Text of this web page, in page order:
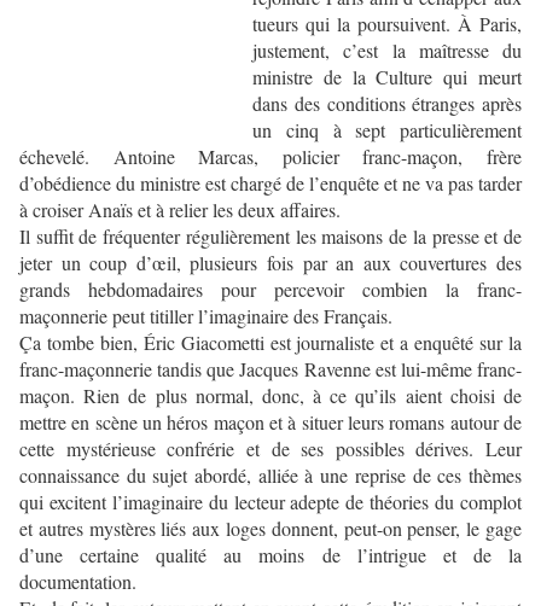
tueurs qui la poursuivent. À Paris,
justement, c’est la maîtresse du
ministre de la Culture qui meurt
dans des conditions étranges après
un cinq à sept particulièrement
échevelé. Antoine Marcas, policier franc-maçon, frère
d’obédience du ministre est chargé de l’enquête et ne va pas tarder
à croiser Anaïs et à relier les deux affaires.
Il suffit de fréquenter régulièrement les maisons de la presse et de
jeter un coup d’œil, plusieurs fois par an aux couvertures des
grands hebdomadaires pour percevoir combien la franc-
maçonnerie peut titiller l’imaginaire des Français.
Ça tombe bien, Éric Giacometti est journaliste et a enquêté sur la
franc-maçonnerie tandis que Jacques Ravenne est lui-même franc-
maçon. Rien de plus normal, donc, à ce qu’ils aient choisi de
mettre en scène un héros maçon et à situer leurs romans autour de
cette mystérieuse confrérie et de ses possibles dérives. Leur
connaissance du sujet abordé, alliée à une reprise de ces thèmes
qui excitent l’imaginaire du lecteur adepte de théories du complot
et autres mystères liés aux loges donnent, peut-on penser, le gage
d’une certaine qualité au moins de l’intrigue et de la
documentation.